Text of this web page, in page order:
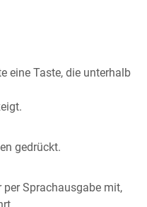
eine Taste, die unterhalb
gedrückt.
Sprachausgabe mit,